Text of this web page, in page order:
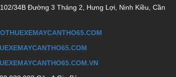
102/34B Đường 3 Tháng 2, Hưng Lợi, Ninh Kiều, Cần